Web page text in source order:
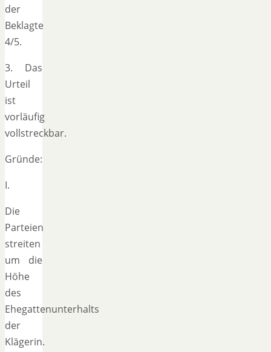
der
Beklagte
4/5.
3. Das
Urteil
ist
vorläufig
vollstreckbar.
Gründe:
I.
Die
Parteien
streiten
um die
Höhe
des
Ehegattenunterhalts
der
Klägerin.